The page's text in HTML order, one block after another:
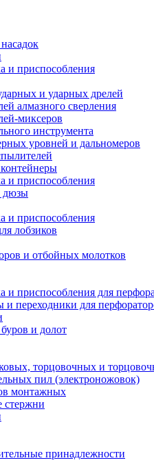
и приспособления
и ударных дрелей
алмазного сверления
миксеров
инструмента
уровней и дальномеров
и приспособления
дюзы
и приспособления
лобзиков
и отбойных молотков
и приспособления для
и переходники для
и долот
торцовочных и
пил (электроножовок)
монтажных
стержни
принадлежности